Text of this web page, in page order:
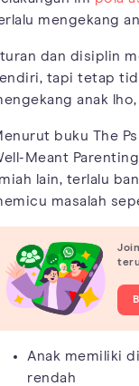
mengekang
dan disiplin
tapi tetap
anak
buku The
Meant
lain, terlalu
masalah
Anak memiliki
rendah